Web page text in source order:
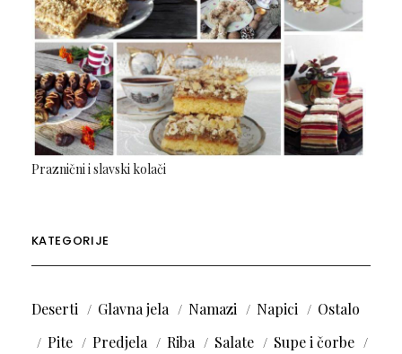
Praznični i slavski kolači
KATEGORIJE
Deserti Glavna jela Namazi Napici
Ostalo
Pite
Predjela Riba Salate
Supe i čorbe